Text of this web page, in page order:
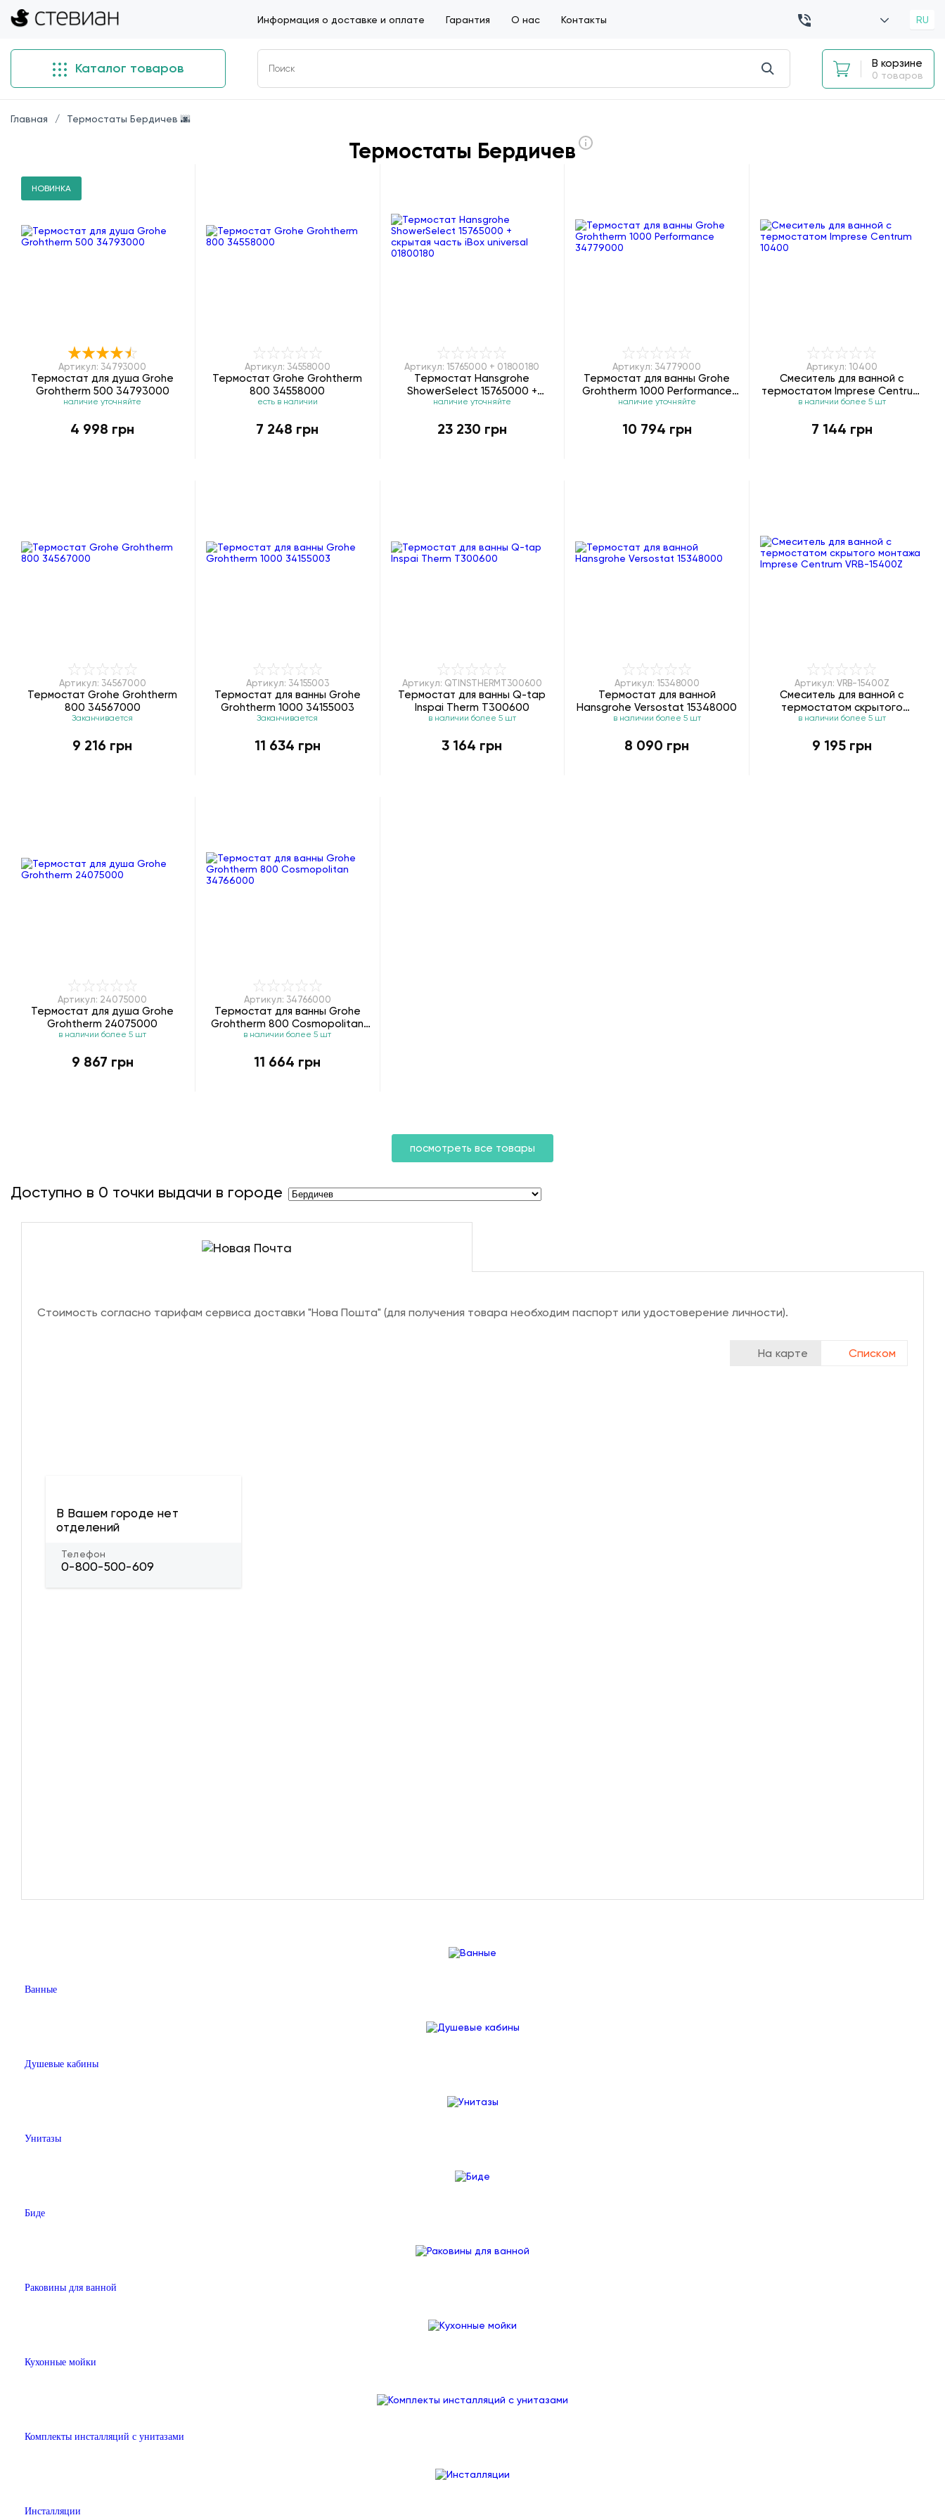
Информация о доставке и оплате Гарантия О нас Контакты RU
Каталог товаров В корзине
0 товаров
Главная Термостаты Бердичев 🌆
Термостаты Бердичев
НОВИНКА
Артикул: 34793000
Термостат для душа Grohe
Grohtherm 500 34793000
наличие уточняйте
4 998 грн
Артикул: 34558000
Термостат Grohe Grohtherm
800 34558000
есть в наличии
7 248 грн
Артикул: 15765000 + 01800180
Термостат Hansgrohe
ShowerSelect 15765000 +
скрытая часть iBox universal
наличие уточняйте
23 230 грн
Артикул: 34779000
Термостат для ванны Grohe
Grohtherm 1000 Performance
34779000
наличие уточняйте
10 794 грн
Артикул: 10400
Смеситель для ванной с
термостатом Imprese Centrum
10400
в наличии более 5 шт
7 144 грн
Артикул: 34567000
Термостат Grohe Grohtherm
800 34567000
Заканчивается
9 216 грн
Артикул: 34155003
Термостат для ванны Grohe
Grohtherm 1000 34155003
Заканчивается
11 634 грн
Артикул: QTINSTHERMT300600
Термостат для ванны Q-tap
Inspai Therm T300600
в наличии более 5 шт
3 164 грн
Артикул: 15348000
Термостат для ванной
Hansgrohe Versostat 15348000
в наличии более 5 шт
8 090 грн
Артикул: VRB-15400Z
Смеситель для ванной с
термостатом скрытого
монтажа Imprese Centrum VRB-
в наличии более 5 шт
9 195 грн
Артикул: 24075000
Термостат для душа Grohe
Grohtherm 24075000
в наличии более 5 шт
9 867 грн
Артикул: 34766000
Термостат для ванны Grohe
Grohtherm 800 Cosmopolitan
34766000
в наличии более 5 шт
11 664 грн
посмотреть все товары
Доступно в 0 точки выдачи в городе
Стоимость согласно тарифам сервиса доставки "Нова Пошта" (для получения товара необходим паспорт или удостоверение личности).
На карте Списком
В Вашем городе нет
отделений
Телефон
0-800-500-609
Ванные
Душевые кабины
Унитазы
Биде
Раковины для ванной
Кухонные мойки
Комплекты инсталляций с унитазами
Инсталляции